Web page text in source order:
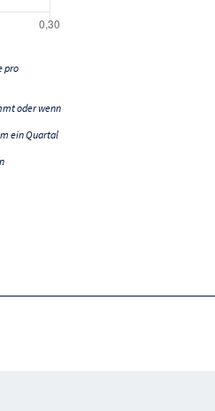
pro
oder wenn
ein Quartal